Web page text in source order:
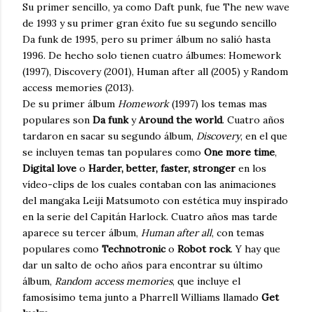
Su primer sencillo, ya como Daft punk, fue The new wave
de 1993 y su primer gran éxito fue su segundo sencillo
Da funk de 1995, pero su primer álbum no salió hasta
1996. De hecho solo tienen cuatro álbumes: Homework
(1997), Discovery (2001), Human after all (2005) y Random
access memories (2013).
De su primer álbum Homework(1997) los temas mas
populares son Da funkyAround the world. Cuatro años
tardaron en sacar su segundo álbum, Discovery, en el que
se incluyen temas tan populares como One more time,
Digital love o Harder, better, faster, stronger en los
vídeo-clips de los cuales contaban con las animaciones
del mangaka Leiji Matsumoto con estética muy inspirado
en la serie del Capitán Harlock. Cuatro años mas tarde
aparece su tercer álbum, Human after all, con temas
populares como Technotronico Robot rock. Y hay que
dar un salto de ocho años para encontrar su último
álbum, Random access memories, que incluye el
famosísimo tema junto a Pharrell Williams llamado Get